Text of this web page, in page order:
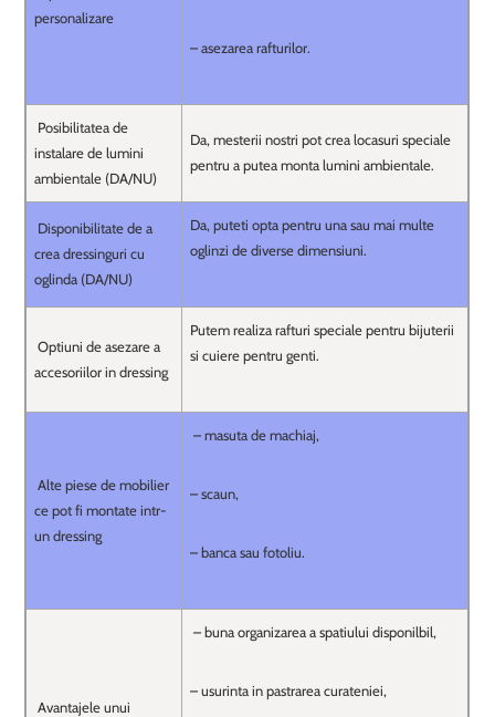
personalizare
– asezarea rafturilor.
Posibilitatea de
instalare de lumini
ambientale (DA/NU)
Da, mesterii nostri pot crea locasuri speciale
pentru a putea monta lumini ambientale.
Disponibilitate de a
crea dressinguri cu
oglinda (DA/NU)
Da, puteti opta pentru una sau mai multe
oglinzi de diverse dimensiuni.
Optiuni de asezare a
accesoriilor in dressing
Putem realiza rafturi speciale pentru bijuterii
si cuiere pentru genti.
Alte piese de mobilier
ce pot fi montate intr-
un dressing
– masuta de machiaj,
– scaun,
– banca sau fotoliu.
Avantajele unui
– buna organizarea a spatiului disponilbil,
– usurinta in pastrarea curateniei,